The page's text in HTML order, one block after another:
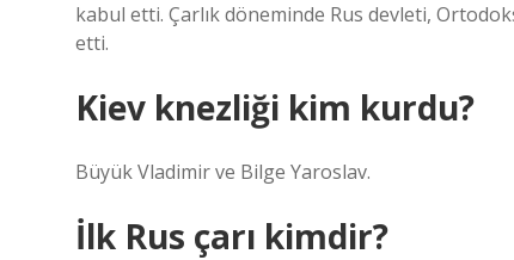
kabul etti. Çarlık döneminde Rus devleti,
etti.
Kiev knezliği kim kurdu?
Büyük Vladimir ve Bilge Yaroslav.
İlk Rus çarı kimdir?